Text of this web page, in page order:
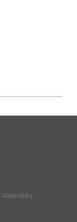
Alapszabály